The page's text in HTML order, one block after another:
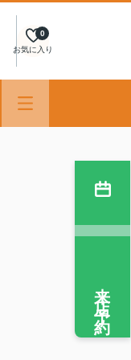
お気に入り
0
来店予約